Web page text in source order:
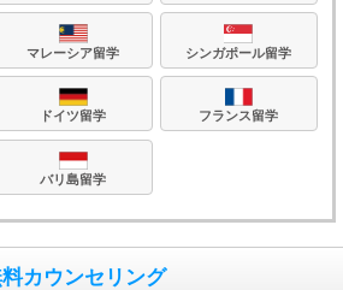
マレーシア留学 シンガポール留学
ドイツ留学 フランス留学
バリ島留学
カウンセリング